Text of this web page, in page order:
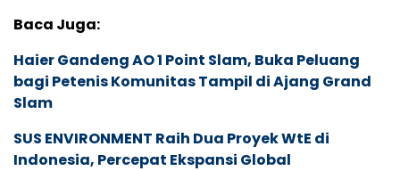
Baca Juga:
Haier Gandeng AO 1 Point Slam, Buka Peluang
bagi Petenis Komunitas Tampil di Ajang Grand
Slam
SUS ENVIRONMENT Raih Dua Proyek WtE di
Indonesia, Percepat Ekspansi Global